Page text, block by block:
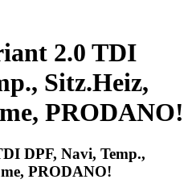
2.0 TDI
Sitz.Heiz,
PRODANO!
DPF, Navi, Temp.,
PRODANO!